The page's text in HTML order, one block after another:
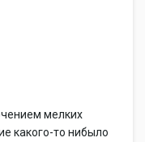
мелких
какого-то нибыло